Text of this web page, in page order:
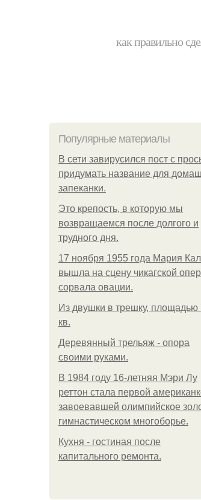
как правильно
Популярные материалы
В сети завирусился пост с
придумать название для
запеканки.
Это крепость, в которую мы
возвращаемся после долгого и
трудного дня.
17 ноября 1955 года Мария
вышла на сцену чикагской
сорвала овации.
Из двушки в трешку, площадью
кв.
Деревянный трельяж - опора
своими руками.
В 1984 году 16-летняя Мэри Лу
реттон стала первой
завоевавшей олимпийское
гимнастическом многоборье.
Кухня - гостиная после
капитального ремонта.